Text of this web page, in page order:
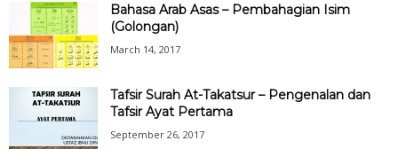
Bahasa Arab Asas – Pembahagian Isim
(Golongan)
March 14, 2017
Tafsir Surah At-Takatsur – Pengenalan dan
Tafsir Ayat Pertama
September 26, 2017